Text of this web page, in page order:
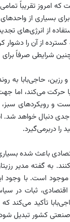
که امروز تقریباً
برای بسیاری از
از انرژی‌های
از آن را دشوار
شرایطی صرفاً
رزین، حاجی‌بابا به
حرکت می‌کند، اما
و رویکردهای
جدی دنبال خواهد
را دربرمی‌گیرد.
باعث شده
به گفته مدیر
موجود است. با
اقتصادی، ثبات
تأکید می‌کند
کشور تبدیل